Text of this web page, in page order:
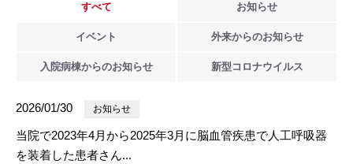
すべて お知らせ
イベント 外来からのお知らせ
入院病棟からのお知らせ 新型 コロナウイルス
2026/01/30 お知らせ
当院で2023年4月から2025年3月に脳血管疾患で人工呼吸器
を装着した患者さん...